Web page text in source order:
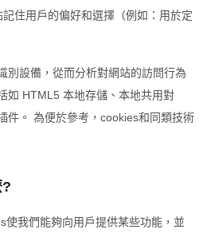
住用戶的偏好和選擇（例如：用於定
別設備，從而分析對網站的訪問行為
如 HTML5 本地存儲、本地共用對
件。 為便於參考，cookies和同類技術
使我們能夠向用戶提供某些功能，並